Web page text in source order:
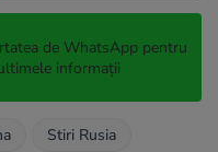
de WhatsApp pentru
informații
Stiri Rusia